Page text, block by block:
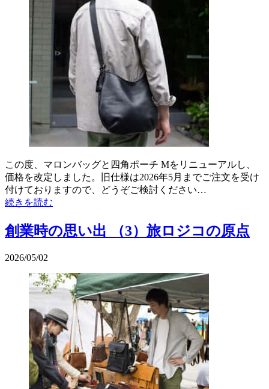
この度、マロンバッグと四角ポーチ Mをリニューアルし、
価格を改定しました。旧仕様は2026年5月までご注文を受け
付けておりますので、どうぞご検討ください…
続きを読む
創業時の思い出 （3）旅ロジコの原点
2026/05/02